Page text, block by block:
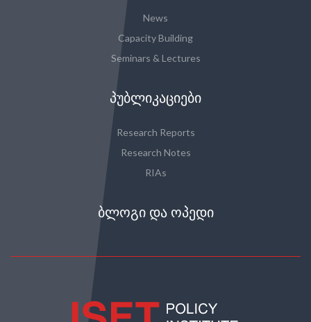
News
Capacity Building
Seminars & Lectures
ᲞᲣᲑᲚᲘᲙᲐᲪᲘᲔᲑᲘ
Research Reports
Research Notes
RIAs
ᲑᲚᲝᲒᲘ ᲓᲐ ᲝᲞᲔᲓᲘ